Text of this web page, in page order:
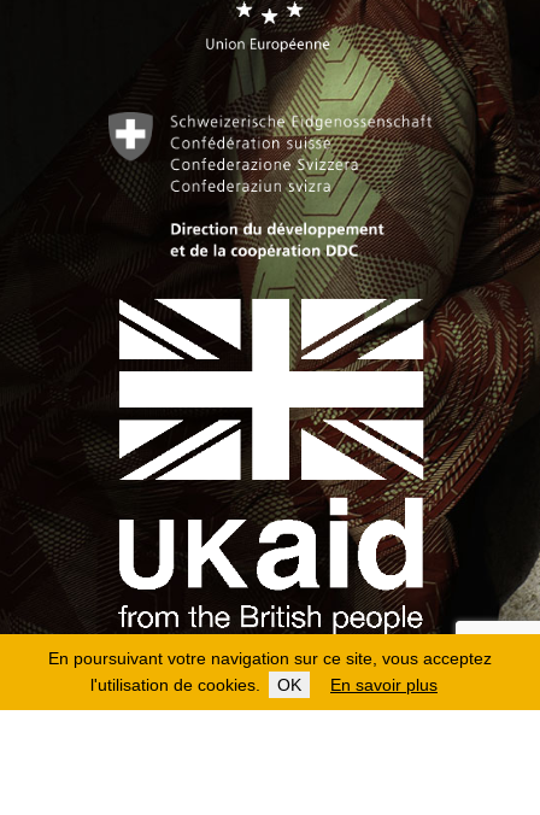
En poursuivant votre navigation sur ce site, vous acceptez
l'utilisation de cookies.
OK En savoir plus